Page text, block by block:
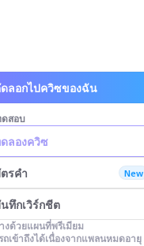
ลอกไปควิซของฉัน
สอบ
ลองควิซ
รคำ New
ทึกเวิร์กชีต
งด้วยแผนที่พรีเมียม
ถเข้าถึงได้เนื่องจากแพลนหมดอายุ